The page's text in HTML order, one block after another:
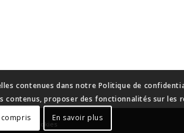
des cookies
contenues dans notre Politique de
contenus, proposer des fonctionnalités sur les
En savoir plus